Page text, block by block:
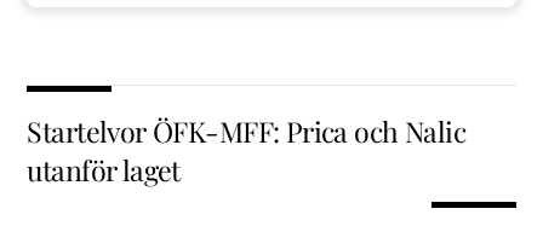
Startelvor ÖFK-MFF: Prica och Nalic
utanför laget